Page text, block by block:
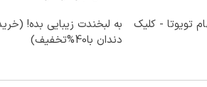
تویوتا - کلیک
به لبخندت زیبایی بده!
دندان با40%تخفیف)